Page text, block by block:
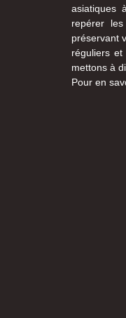
asiatiques
repérer
préservant
réguliers
mettons à
Pour en